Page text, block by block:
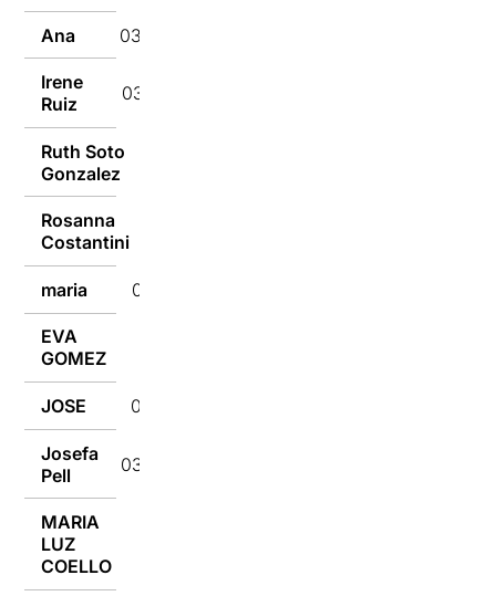
Ana 03/10/2016
Irene
Ruiz
03/10/2016
Ruth Soto
Gonzalez
Rosanna
Costantini
maria 03/10/2016
EVA
GOMEZ
JOSE 03/10/2016
Josefa
Pell
03/10/2016
MARIA
LUZ
COELLO